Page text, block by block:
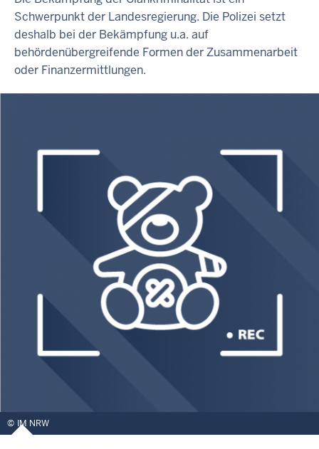
Schwerpunkt der Landesregierung. Die Polizei setzt
deshalb bei der Bekämpfung u.a. auf
behördenübergreifende Formen der Zusammenarbeit
oder Finanzermittlungen.
IM NRW